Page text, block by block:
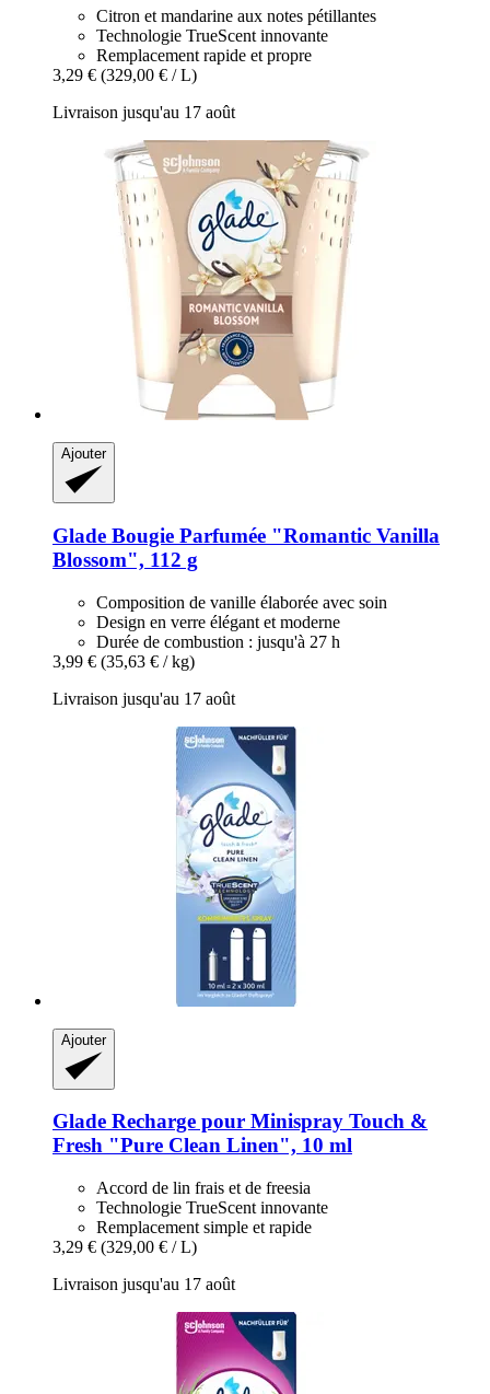
Citron et mandarine aux notes pétillantes
Technologie TrueScent innovante
Remplacement rapide et propre
3,29 € (329,00 € / L)
Livraison jusqu'au 17 août
Ajouter
Glade Bougie Parfumée "Romantic Vanilla
Blossom", 112 g
Composition de vanille élaborée avec soin
Design en verre élégant et moderne
Durée de combustion : jusqu'à 27 h
3,99 € (35,63 € / kg)
Livraison jusqu'au 17 août
Ajouter
Glade Recharge pour Minispray Touch &
Fresh "Pure Clean Linen", 10 ml
Accord de lin frais et de freesia
Technologie TrueScent innovante
Remplacement simple et rapide
3,29 € (329,00 € / L)
Livraison jusqu'au 17 août